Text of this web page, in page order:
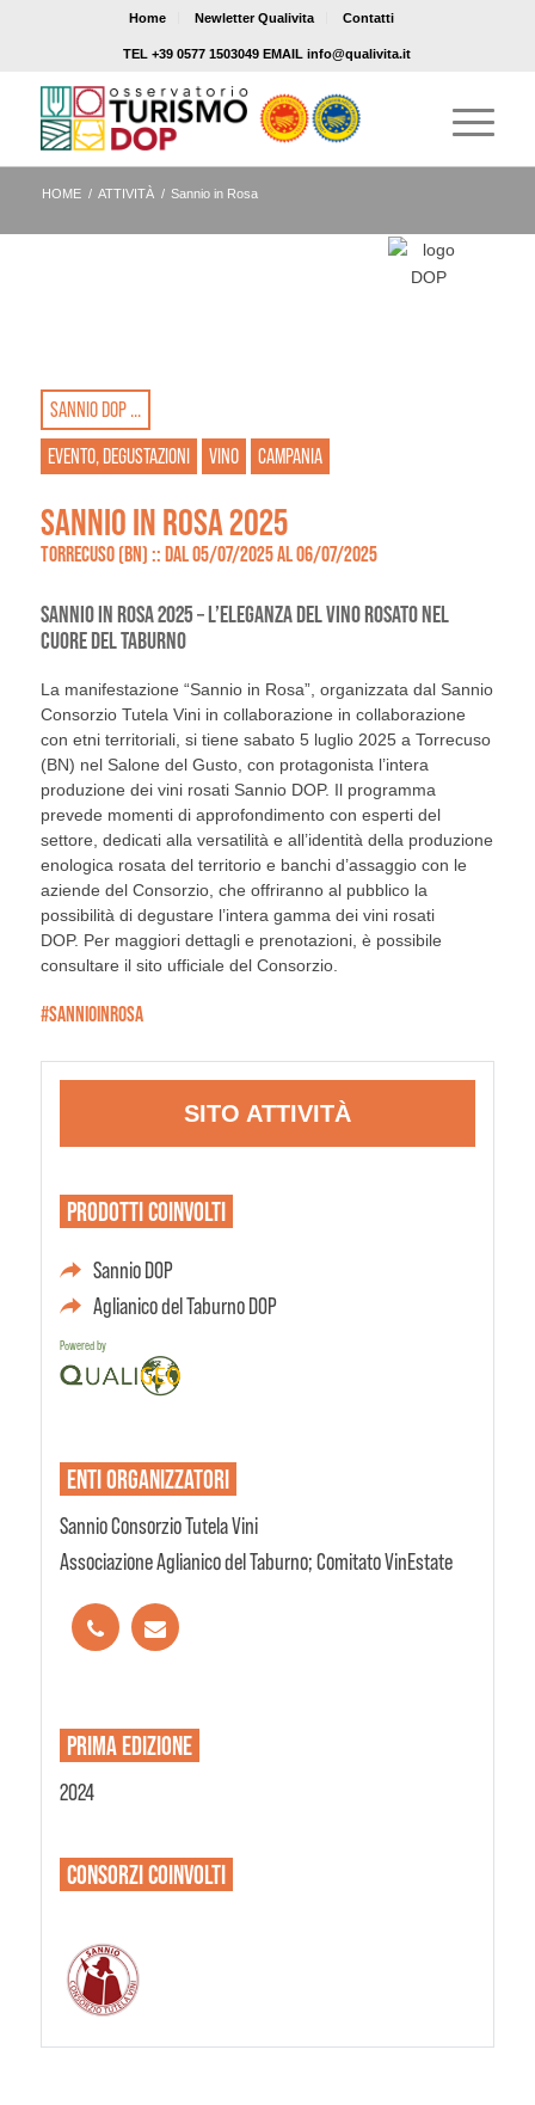
Home Newletter Qualivita Contatti
TEL +39 0577 1503049 EMAIL info@qualivita.it
HOME / ATTIVITÀ / Sannio in Rosa
SANNIO DOP ...
EVENTO, DEGUSTAZIONI
VINO CAMPANIA
SANNIO IN ROSA 2025
TORRECUSO (BN) :: DAL 05/07/2025 AL 06/07/2025
SANNIO IN ROSA 2025 – L’ELEGANZA DEL VINO ROSATO NEL
CUORE DEL TABURNO
La manifestazione “Sannio in Rosa”, organizzata dal Sannio
Consorzio Tutela Vini in collaborazione in collaborazione
con etni territoriali, si tiene sabato 5 luglio 2025 a Torrecuso
(BN) nel Salone del Gusto, con protagonista l’intera
produzione dei vini rosati Sannio DOP. Il programma
prevede momenti di approfondimento con esperti del
settore, dedicati alla versatilità e all’identità della produzione
enologica rosata del territorio e banchi d’assaggio con le
aziende del Consorzio, che offriranno al pubblico la
possibilità di degustare l’intera gamma dei vini rosati
DOP. Per maggiori dettagli e prenotazioni, è possibile
consultare il sito ufficiale del Consorzio.
#SANNIOINROSA
SITO ATTIVITÀ
PRODOTTICOINVOLTI
Sannio DOP
Aglianico del Taburno DOP
Powered by
ENTIORGANIZZATORI
Sannio Consorzio Tutela Vini
Associazione Aglianico del Taburno; Comitato VinEstate
PRIMA EDIZIONE
2024
CONSORZICOINVOLTI